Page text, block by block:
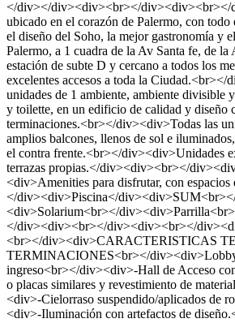
</div></div><div><br></div><div><br></
ubicado en el corazón de Palermo, con
el diseño del Soho, la mejor gastronomía y
Palermo, a 1 cuadra de la Av Santa fe, de la
estación de subte D y cercano a todos los
excelentes accesos a toda la
unidades de 1 ambiente, ambiente divisible
y toilette, en un edificio de calidad y diseño
terminaciones.<br></div><div>Todas las
amplios balcones, llenos de sol e
el contra frente.<br></div><div>Unidades
terrazas propias.</div><div><br></
<div>Amenities para disfrutar, con espacios
</div><div>Piscina</
<div>Solarium<br></
</div><div><br></div><div><br></
<br></div><div>CARACTERISTICAS
TERMINACIONES<br></
ingreso<br></div><div>-Hall de Acceso
o placas similares y revestimiento de
<div>-Cielorraso suspendido/aplicados de
<div>-Iluminación con artefactos de